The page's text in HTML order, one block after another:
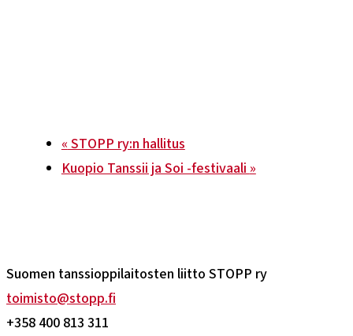
«STOPP ry:n hallitus
Kuopio Tanssii ja Soi -festivaali »
Suomen tanssioppilaitosten liitto STOPP ry
toimisto@stopp.fi
+358 400 813 311